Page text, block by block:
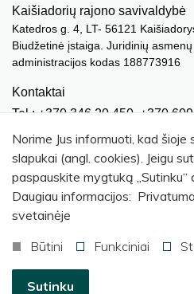
Kaišiadorių rajono savivaldybė
Katedros g. 4, LT- 56121
Biudžetinė įstaiga. Juridinių
administracijos kodas 188773916
Kontaktai
Tel.: +370 346 20 450, +370
El. paštas.: meras@kaisiadorys.lt
dokumentai@kaisiadorys.lt
Naujienų prenumerata
© 2026 Kaišiadorių
Norime Jus informuoti, kad
slapukai (angl. cookies). Jeigu
paspauskite mygtuką „Sutinku“
Daugiau informacijos:
svetainėje
Būtini
Funkciniai
Sutinku